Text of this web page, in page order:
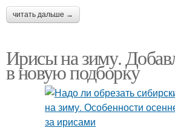
читать дальше →
Ирисы на зиму.
в новую подборку